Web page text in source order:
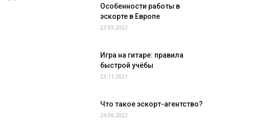
Особенности работы в
эскорте в Европе
23.05.2022
Игра на гитаре: правила
быстрой учёбы
23.11.2021
Что такое эскорт-агентство?
24.06.2022